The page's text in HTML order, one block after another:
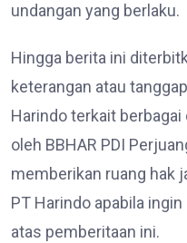
undangan yang berlaku.
Hingga berita ini
keterangan atau
Harindo terkait
oleh BBHAR PDI
memberikan ruang hak
PT Harindo apabila
atas pemberitaan ini.